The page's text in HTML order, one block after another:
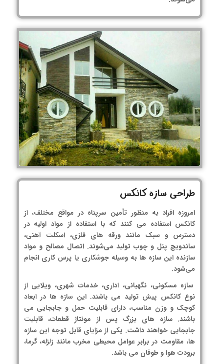
طراحی سازه کانکس
امروزه افراد به منظور تأمین سرپناه در مواقع مختلف، از
کانکس استفاده می کنند که با استفاده از مواد اولیه در
دسترس و سبک مانند ورقه های فلزی، اسکلت آهنی،
ساندویچ پنل و چوب تولید می‌شوند. اتصال مصالح و مواد
سازنده این سازه ها به وسیله جوشکاری یا پرس کاری انجام
می‌شود.
سازه مسکونی، نگهبانی، اداری، خدمات شهری، ویلایی از
نوع کانکس پیش تولید می باشند. این سازه ها در ابعاد
کوچک و وزن مناسب، دارای قابلیت حمل و جابجایی می
باشند. سازه های بزرگ پس از مونتاژ قطعات، قابلیت
جابجایی خواهند داشت. یکی از مزایای قابل توجه این سازه
ها، مقاومت در برابر عوامل محیطی مخرب مانند زلزله، گرما،
برودت هوا و طوفان می باشد.